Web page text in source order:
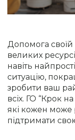
Допомога своїй
великих
навіть
ситуацію,
зробити ваш
всіх. ГО “Крок
які кожен може
підтримати